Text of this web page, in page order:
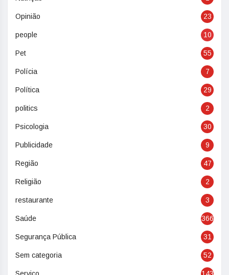
Opinião 23
people 10
Pet 55
Polícia 7
Política 29
politics 2
Psicologia 30
Publicidade 9
Região 47
Religião 2
restaurante 3
Saúde 366
Segurança Pública 31
Sem categoria 52